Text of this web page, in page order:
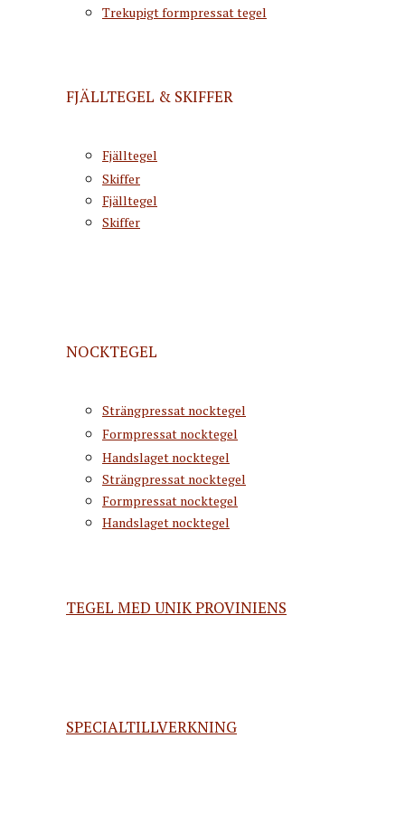
Trekupigt formpressat tegel
FJÄLLTEGEL & SKIFFER
Fjälltegel
Skiffer
Fjälltegel
Skiffer
NOCKTEGEL
Strängpressat nocktegel
Formpressat nocktegel
Handslaget nocktegel
Strängpressat nocktegel
Formpressat nocktegel
Handslaget nocktegel
TEGEL MED UNIK PROVINIENS
SPECIALTILLVERKNING